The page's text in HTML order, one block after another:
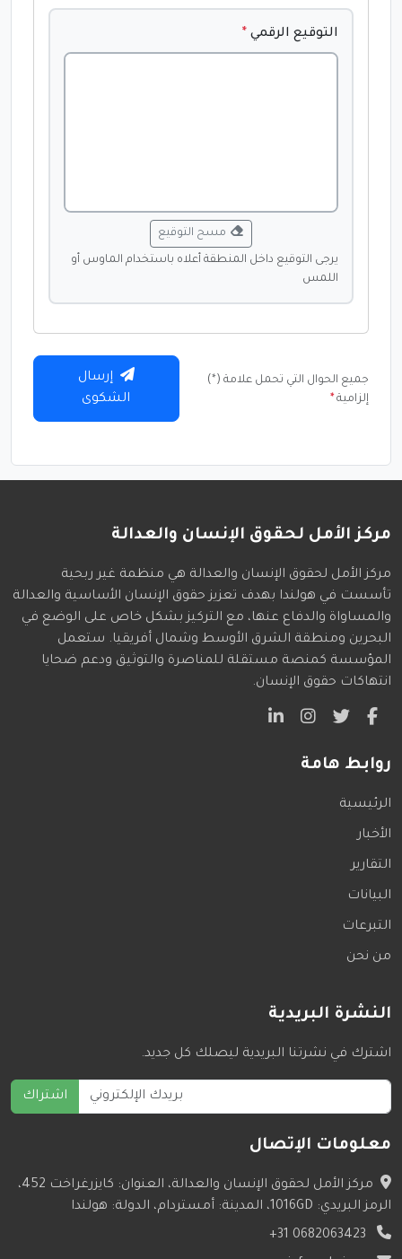
التوقيع الرقمي *
مسح التوقيع
يرجى التوقيع داخل المنطقة أعلاه باستخدام الماوس أو
اللمس
جميع الحوال التي تحمل علامة (*)
إلزامية *
إرسال
الشكوى
مركز الأمل لحقوق الإنسان والعدالة
مركز الأمل لحقوق الإنسان والعدالة هي منظمة غير ربحية
تأسست في هولندا بهدف تعزيز حقوق الإنسان الأساسية والعدالة
والمساواة والدفاع عنها، مع التركيز بشكل خاص على الوضع في
البحرين ومنطقة الشرق الأوسط وشمال أفريقيا. ستعمل
المؤسسة كمنصة مستقلة للمناصرة والتوثيق ودعم ضحايا
انتهاكات حقوق الإنسان.
روابط هامة
الرئيسية
الأخبار
التقارير
البيانات
التبرعات
من نحن
النشرة البريدية
اشترك في نشرتنا البريدية ليصلك كل جديد.
اشتراك
معلومات الإتصال
مركز الأمل لحقوق الإنسان والعدالة، العنوان: كايزرغراخت 452،
الرمز البريدي: 1016GD، المدينة: أمستردام، الدولة: هولندا
+31 0682063423